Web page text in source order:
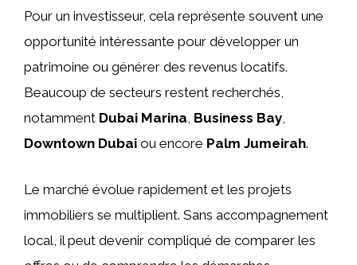
Pour un investisseur, cela représente souvent une
opportunité intéressante pour développer un
patrimoine ou générer des revenus locatifs.
Beaucoup de secteurs restent recherchés,
notamment Dubai Marina, Business Bay,
Downtown Dubai ou encore Palm Jumeirah.
Le marché évolue rapidement et les projets
immobiliers se multiplient. Sans accompagnement
local, il peut devenir compliqué de comparer les